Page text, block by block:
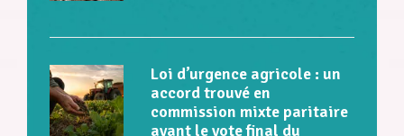
Loi d’urgence agricole : un
accord trouvé en
commission mixte paritaire
avant le vote final du